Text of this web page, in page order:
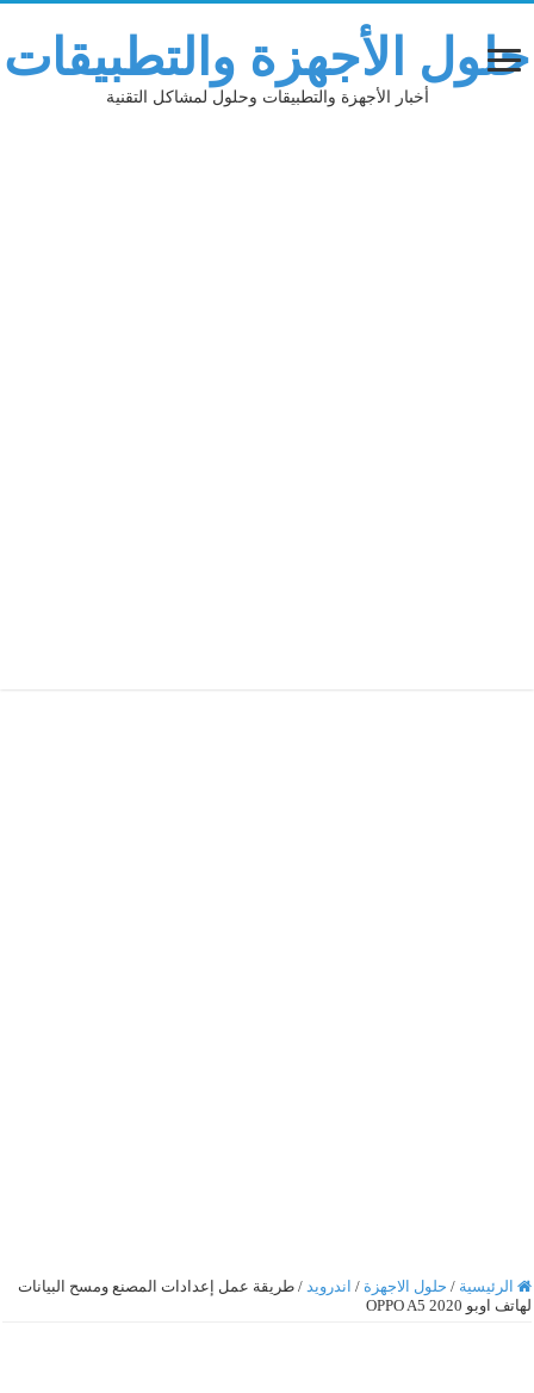
حلول الأجهزة والتطبيقات
أخبار الأجهزة والتطبيقات وحلول لمشاكل التقنية
الرئيسية / حلول الاجهزة / اندرويد / طريقة عمل إعدادات المصنع ومسح البيانات
لهاتف اوبو OPPO A5 2020